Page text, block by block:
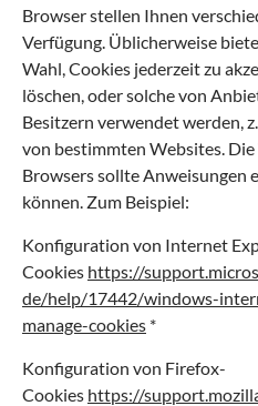
Browser stellen Ihnen
Verfügung. Üblicherweise
Wahl, Cookies jederzeit zu
löschen, oder solche von
Besitzern verwendet werden,
von bestimmten Websites.
Browsers sollte Anweisungen
können. Zum Beispiel:
Konfiguration von Internet
Cookies https://
de/help/17442/windows-
manage-cookies *
Konfiguration von Firefox-
Cookies https://